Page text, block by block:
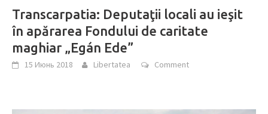
Transcarpatia: Deputaţii locali au ieşit
în apărarea Fondului de caritate
maghiar „Egán Ede”
15 Июнь 2018 Libertatea Comment